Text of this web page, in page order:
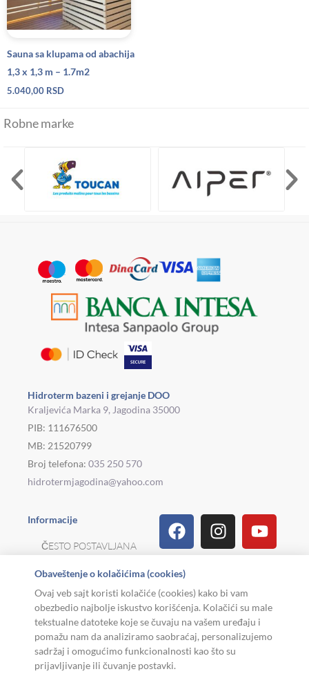
Sauna sa klupama od abachija
1,3 x 1,3 m – 1.7m2
5.040,00 RSD
Robne marke
Hidroterm bazeni i grejanje DOO
Kraljevića Marka 9, Jagodina 35000
PIB: 111676500
MB: 21520799
Broj telefona: 035 250 570
hidrotermjagodina@yahoo.com
Informacije
ČESTO POSTAVLJANA
REKLAMACIJE I
POVRAT ROBE
USLOVI KORIŠĆENJA
FacebookInstagram
Linkedin
Viber
TiktokPinterest
Obaveštenje o kolačićima (cookies)
Ovaj veb sajt koristi kolačiće (cookies) kako bi vam
obezbedio najbolje iskustvo korišćenja. Kolačići su male
tekstualne datoteke koje se čuvaju na vašem uređaju i
pomažu nam da analiziramo saobraćaj, personalizujemo
sadržaj i omogućimo funkcionalnosti kao što su
prijavljivanje ili čuvanje postavki.